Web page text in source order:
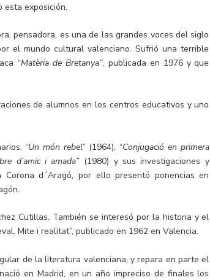
esta exposición.
pensadora, es una de las grandes voces del siglo
el mundo cultural valenciano. Sufrió una terrible
“Matèria de Bretanya”, publicada en 1976 y que
de alumnos en los centros educativos y uno
“Un món rebel” (1964), “Conjugació en primera
d’amic i amada” (1980) y sus investigaciones y
d´Aragó, por ello presentó ponencias en
Cutillas. También se interesó por la historia y el
Mite i realitat”, publicado en 1962 en Valencia.
de la literatura valenciana, y repara en parte el
en Madrid, en un año impreciso de finales los